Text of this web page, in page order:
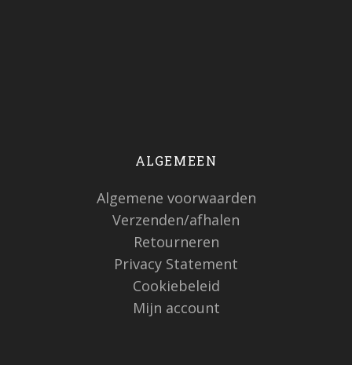
ALGEMEEN
Algemene voorwaarden
Verzenden/afhalen
Retourneren
Privacy Statement
Cookiebeleid
Mijn account